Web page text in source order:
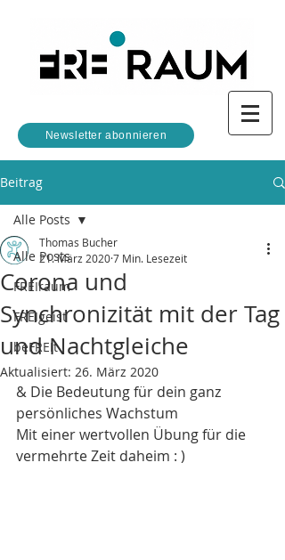
Newsletter abonnieren
Beitrag
Alle Posts
FREIraum
FREIgeist
beFREIt
Alle Posts
Corona und
Synchronizität mit der Tag
und Nachtgleiche
Thomas Bucher
21. März 20207 Min. Lesezeit
Aktualisiert: 26. März 2020
& Die Bedeutung für dein ganz
persönliches Wachstum
Mit einer wertvollen Übung für die
vermehrte Zeit daheim : )